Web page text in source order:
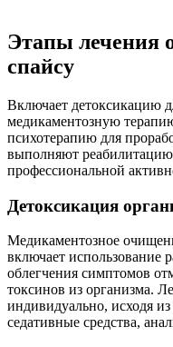
Этапы лечения
спайсу
Включает детоксикацию
медикаментозную
психотерапию для
выполняют реабилитацию
профессиональной
Детоксикация
Медикаментозное
включает использование
облегчения симптомов
токсинов из организма.
индивидуально, исходя
седативные средства,